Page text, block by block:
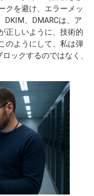
クを避け、エラーメッ
DKIM、DMARCは、ア
正しいように、技術的
のようにして、私は弾
ックするのではなく、